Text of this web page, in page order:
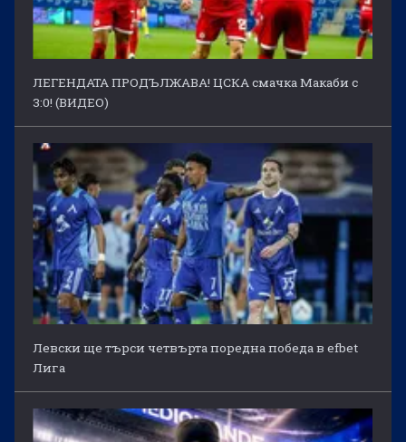
ЛЕГЕНДАТА ПРОДЪЛЖАВА! ЦСКА смачка Макаби с
3:0! (ВИДЕО)
Левски ще търси четвърта поредна победа в efbet
Лига